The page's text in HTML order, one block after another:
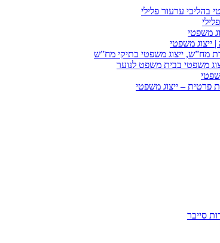
בהליכי ערעור פלילי
משפטי
| ייצוג משפטי
מח”ש, ייצוג משפטי בתיקי מח”ש
משפטי בבית משפט לנוער
פרטית – ייצוג משפטי
סייבר